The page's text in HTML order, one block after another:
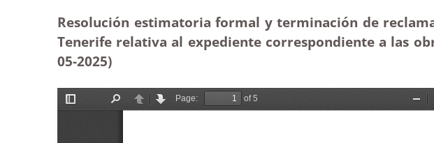
Resolución estimatoria formal y terminación de
Tenerife relativa al expediente correspondiente a las
05-2025)